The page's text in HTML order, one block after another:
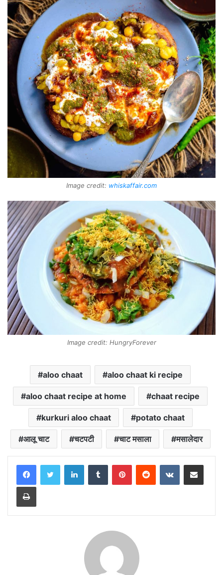
Image credit: whiskaffair.com
Image credit: HungryForever
aloo chaat aloo chaat ki recipe
aloo chaat recipe at home chaat recipe
kurkuri aloo chaat potato chaat
आलू चाट चटपटी चाट मसाला मसालेदार
LinkedInTumblr PinterestReddit VKontakteShare via Email
Print